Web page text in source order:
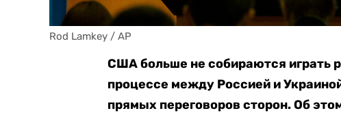
Rod Lamkey / AP
США больше не собираются играть
процессе между Россией и
прямых переговоров сторон. Об